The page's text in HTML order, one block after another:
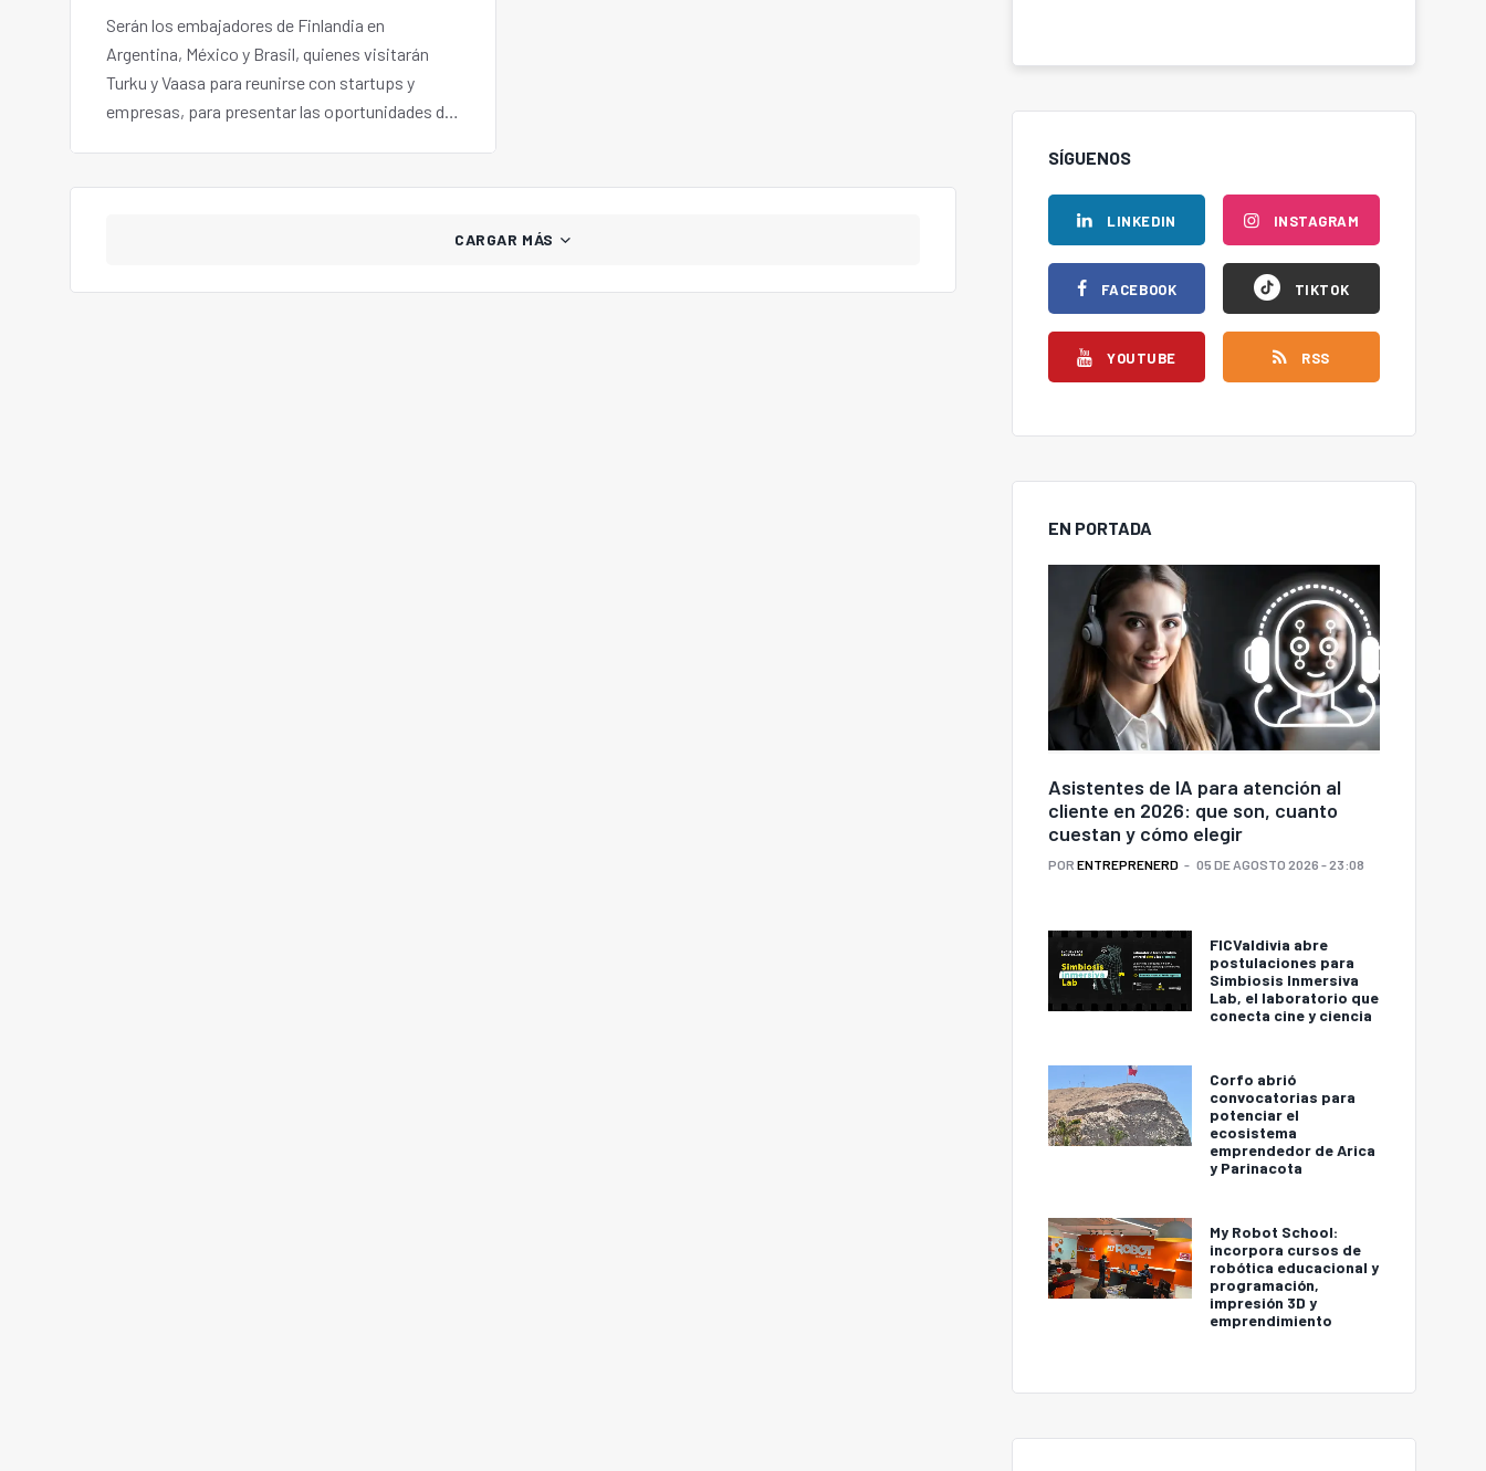
Serán los embajadores de Finlandia en
Argentina, México y Brasil, quienes visitarán
Turku y Vaasa para reunirse con startups y
empresas, para presentar las oportunidades de
CARGAR MÁS
SÍGUENOS
LINKEDIN
FACEBOOK
YOUTUBE
INSTAGRAM
TIKTOK
RSS
EN PORTADA
Asistentes de IA para atención al
cliente en 2026: que son, cuanto
cuestan y cómo elegir
POR ENTREPRENERD 05 DE AGOSTO 2026 - 23:08
FICValdivia abre
postulaciones para
Simbiosis Inmersiva
Lab, el laboratorio que
conecta cine y ciencia
Corfo abrió
convocatorias para
potenciar el
ecosistema
emprendedor de Arica
y Parinacota
My Robot School:
incorpora cursos de
robótica educacional y
programación,
impresión 3D y
emprendimiento